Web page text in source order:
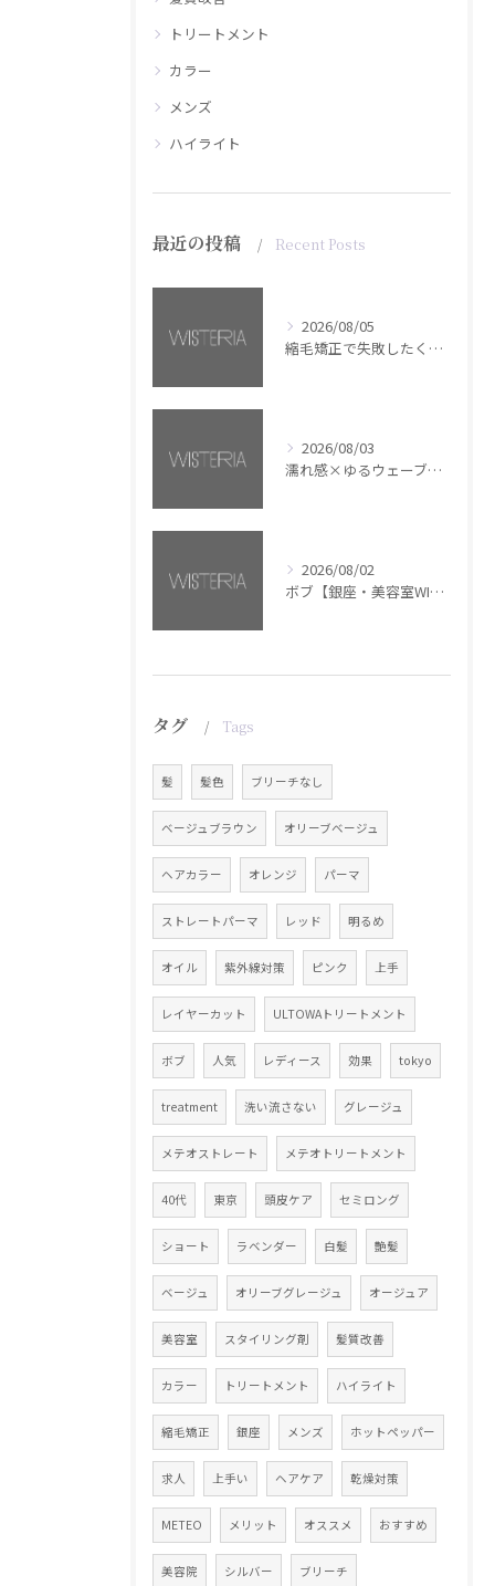
トリートメント
カラー
メンズ
ハイライト
最近の投稿 Recent Posts
2026/08/05
縮毛矯正で失敗したくない方へ【銀座・美容室WISTERIA】
2026/08/03
濡れ感×ゆるウェーブミディアム【銀座・美容室WISTERIA】
2026/08/02
ボブ【銀座・美容室WISTERIA】
タグ Tags
髪 髪色 ブリーチなし
ベージュブラウン オリーブベージュ
ヘアカラー オレンジ パーマ
ストレートパーマ レッド 明るめ
オイル 紫外線対策 ピンク 上手
レイヤーカット ULTOWAトリートメント
ボブ 人気 レディース 効果 tokyo
treatment 洗い流さない グレージュ
メテオストレート メテオトリートメント
40代 東京 頭皮ケア セミロング
ショート ラベンダー 白髪 艶髪
ベージュ オリーブグレージュ オージュア
美容室 スタイリング剤 髪質改善
カラー トリートメント ハイライト
縮毛矯正 銀座 メンズ ホットペッパー
求人 上手い ヘアケア 乾燥対策
METEO メリット オススメ おすすめ
美容院 シルバー ブリーチ